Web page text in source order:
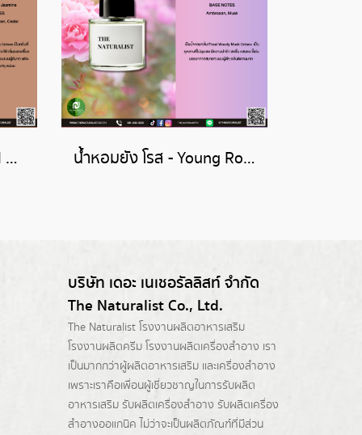
น้ำหอมบาล ดาฟริก - Bal d'Afrique น้ำหอมยัง โรส - Young Rose
บริษัท เดอะ เนเชอรัลลิสท์ จำกัด
The Naturalist Co., Ltd.
The Naturalist โรงงานผลิตอาหารเสริม
โรงงานผลิตครีมโรงงานผลิตเครื่องสำอาง เรา
เป็นมากกว่าผู้ผลิตอาหารเสริมและเครื่องสำอาง
เพราะเราคือเพื่อนผู้เชี่ยวชาญในการรับผลิต
อาหารเสริม รับผลิตเครื่องสำอาง รับผลิตเครื่อง
สำอางออแกนิค ไม่ว่าจะเป็นผลิตภัณฑ์ที่มีส่วน